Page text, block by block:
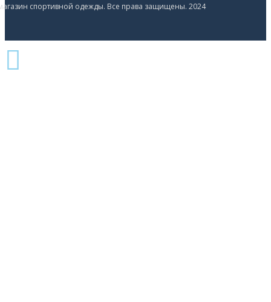
спортивной одежды. Все права защищены. 2024